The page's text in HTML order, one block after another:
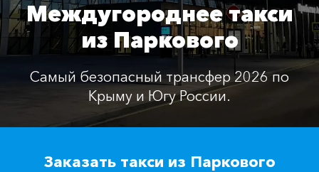
Отзывы
Контакты
Междугороднее такси
из Паркового
Самый безопасный трансфер 2026 по
Крыму и Югу России.
Заказать такси из Паркового